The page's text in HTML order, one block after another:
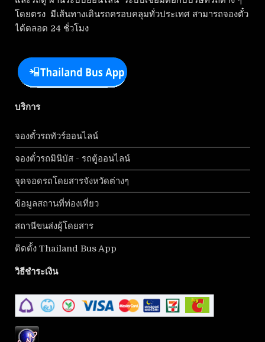
โดยตรง มีเส้นทางเดินรถครอบคลุมทั่วประเทศ สามารถจองตั๋ว
ได้ตลอด 24 ชั่วโมง
บริการ
จองตั๋วรถทัวร์ออนไลน์
จองตั๋วรถมินิบัส - รถตู้ออนไลน์
จุดจอดรถโดยสารจังหวัดต่างๆ
ข้อมูลสถานที่ท่องเที่ยว
สถานีขนส่งผู้โดยสาร
ติดตั้ง Thailand Bus App
วิธีชำระเงิน